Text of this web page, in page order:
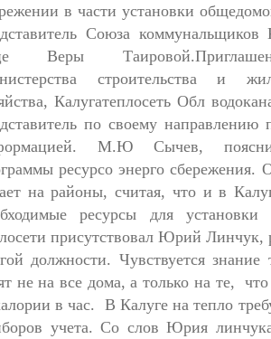
в части установки
Союза коммунальщиков
Веры
строительства и
Калугатеплосеть Обл
по своему направлению
М.Ю Сычев,
ресурсо энерго сбережения.
на районы, считая, что и в
ресурсы для
присутствовал Юрий Линчук,
должности. Чувствуется
не на все дома, а только на те,
в час. В Калуге на тепло
учета. Со слов Юрия